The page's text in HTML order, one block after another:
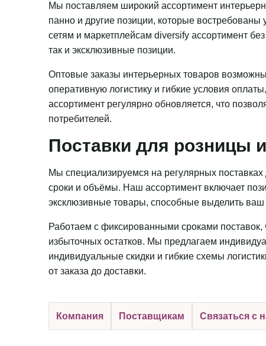
Мы поставляем широкий ассортимент
панно и другие позиции, которые
сетям и маркетплейсам diversify ассортимент
так и эксклюзивные позиции.
Оптовые заказы интерьерных товаров
оперативную логистику и гибкие условия
ассортимент регулярно обновляется, что
потребителей.
Поставки для розницы
Мы специализируемся на регулярных
сроки и объёмы. Наш ассортимент включает
эксклюзивные товары, способные выделить ваш
Работаем с фиксированными сроками поставок,
избыточных остатков. Мы предлагаем
индивидуальные скидки и гибкие схемы
от заказа до доставки.
Компания Поставщикам Связаться с